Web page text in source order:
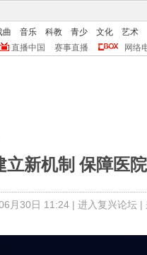
曲 音乐 科教 青少 文化
艺术
直播中国 赛事直播 网络
立新机制 保障医
月30日 11:24 | 进入复兴论坛|